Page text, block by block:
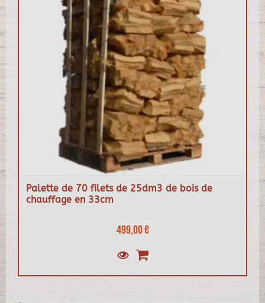
Palette de 70 filets de 25dm3 de bois de
chauffage en 33cm
499,00 €